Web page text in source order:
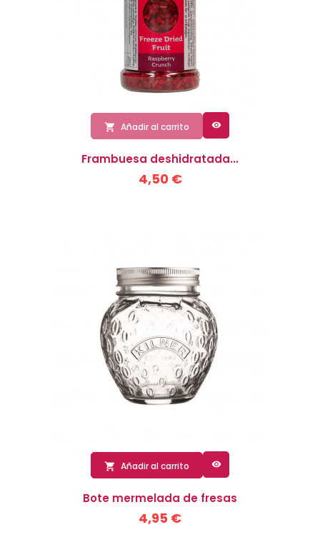
 Añadir al carrito 
Frambuesa deshidratada...
4,50 €
 Añadir al carrito 
Bote mermelada de fresas
4,95 €